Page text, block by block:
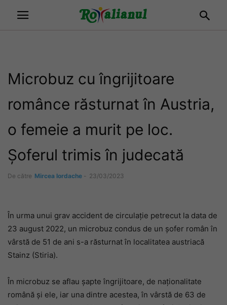
Microbuz cu îngrijitoare
românce răsturnat în Austria,
o femeie a murit pe loc.
Șoferul trimis în judecată
De către Mircea Iordache - 23/03/2023
În urma unui grav accident de circulație petrecut la data de
23 august 2022, un microbuz condus de un șofer român în
vârstă de 51 de ani s-a răsturnat în localitatea austriacă
Stainz (Stiria).
În microbuz se aflau șapte îngrijitoare, de naționalitate
română și ele, iar una dintre acestea, în vârstă de 63 de